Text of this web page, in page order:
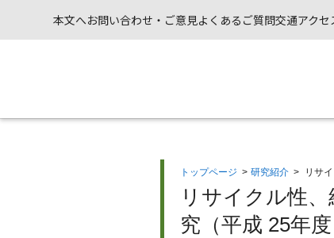
本文へお問い合わせ・ご意見よくあるご質問交通アクセ
トップページ > 研究紹介 > リサ
リサイクル性
究（平成 25年度